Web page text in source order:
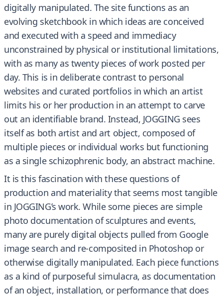
digitally manipulated. The site functions as an
evolving sketchbook in which ideas are conceived
and executed with a speed and immediacy
unconstrained by physical or institutional limitations,
with as many as twenty pieces of work posted per
day. This is in deliberate contrast to personal
websites and curated portfolios in which an artist
limits his or her production in an attempt to carve
out an identifiable brand. Instead, JOGGING sees
itself as both artist and art object, composed of
multiple pieces or individual works but functioning
as a single schizophrenic body, an abstract machine.
It is this fascination with these questions of
production and materiality that seems most tangible
in JOGGING’s work. While some pieces are simple
photo documentation of sculptures and events,
many are purely digital objects pulled from Google
image search and re-composited in Photoshop or
otherwise digitally manipulated. Each piece functions
as a kind of purposeful simulacra, as documentation
of an object, installation, or performance that does